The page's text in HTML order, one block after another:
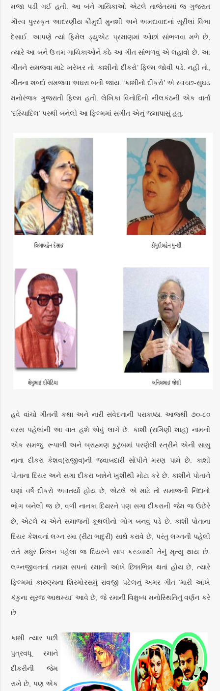
મજા પડી ગઈ હતી. આ બંને ગાયિકાઓ એટલે તાજેતરમાં જ ગુજરાત
ગૌરવ પુરસ્કૃત આદરણીય કૌમુદી મુનશી અને અમદાવાદનાં સૂરીલાં વિભા
દેસાઈ. આપણે ત્યાં ફિમેલ ડ્યુએટ પ્રમાણમાં ઓછાં સાંભળવા મળે છે,
ત્યારે આ બંને ઉત્તમ ગાયિકાઓને કંઠે આ ગીત સાંભળવું એ લહાવો છે. આ
ગીતને સમજવા માટે ખરેખર તો ‘કાશીનો દીકરો’ ફિલ્મ જોવી પડે. નહીં તો,
ગીતના શબ્દો સમજવા અઘરા બની જાય. ‘કાશીનો દીકરો’ એ સ્વચ્છ-સુઘડ
મનોરંજક ગુજરાતી ફિલ્મ હતી. લેખિકા વિનોદિની નીલકંઠની એક વાર્તા
‘દરિયાદિલ’ પરથી બનેલી આ ફિલ્મમાં સંગીત એનું જમાપાસું હતું.
હવે વાંચો ગીતની કથા અને નારી સંવેદનાની પરાકાષ્ઠા. આજથી ૭૦-૮૦
વરસ પહેલાંની આ વાત હશે એવું લાગે છે. કાશી (રાગિણી શાહ) નામની
એક સમજુ, રૂપાળી અને બ્રાહ્મણ કુટુંબમાં પરણેલી સ્ત્રીને એની સાસુ
નાના દીકરા કેશવ(રાજીવ)ની જવાબદારી સોંપીને મરણ પામે છે. કાશી
પોતાના દિયર અને સગા દીકરા બન્નેને ખુશીથી મોટા કરે છે. કાશીને પોતાને
ઘણાં વર્ષે દીકરો અવતર્યો હોય છે, એટલે એ માટે તો સમાજની નિંદાનો
ભોગ બનેલી જ છે, વળી નાનકા દિયરને પણ સગા દીકરાની જેમ જ ઉછેરે
છે, એટલે ય એને સમાજની કૂથલીનો ભોગ બનવું પડે છે. કાશી પોતાના
દિયર કેશવનાં લગ્ન રમા (રીટા ભાદુરી) સાથે કરાવે છે, પરંતુ લગ્નની પહેલી
રાતે મધુર મિલન પહેલાં જ દિયરને સાપ કરડવાથી તેનું મૃત્યુ થાય છે.
લગ્નજીવનનાં તમામ સપનાં રમાની આંખે છિન્નભિન્ન થતાં હોય છે, ત્યારે
ફિલ્મમાં કારુણ્યના શિરમોરસમું રાવજી પટેલનું અમર ગીત ‘મારી આંખે
કંકુના સૂરજ આથમ્યા’ આવે છે, જે રમાની વિક્ષુબ્ધ મનોસ્થિતિનું વર્ણન કરે
છે.
કાશી ત્યાર પછી
પુત્રવધૂ રમાને
દીકરીની જેમ
રાખે છે, પણ એક